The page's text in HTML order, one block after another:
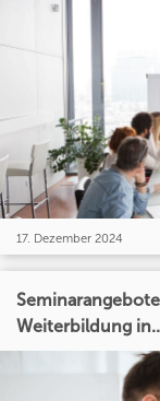
17. Dezember 2024
Weiterbildung